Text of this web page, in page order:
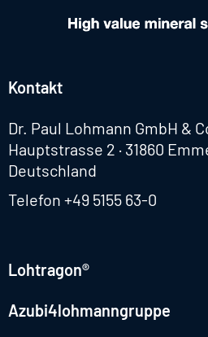
Kontakt
Dr. Paul Lohmann GmbH &
Hauptstrasse 2 · 31860
Deutschland
Telefon +49 5155 63-0
Lohtragon®
Azubi4lohmanngruppe